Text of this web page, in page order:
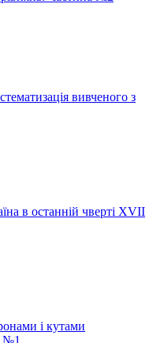
вивченого з
в останній чверті XVII
і кутами
№1